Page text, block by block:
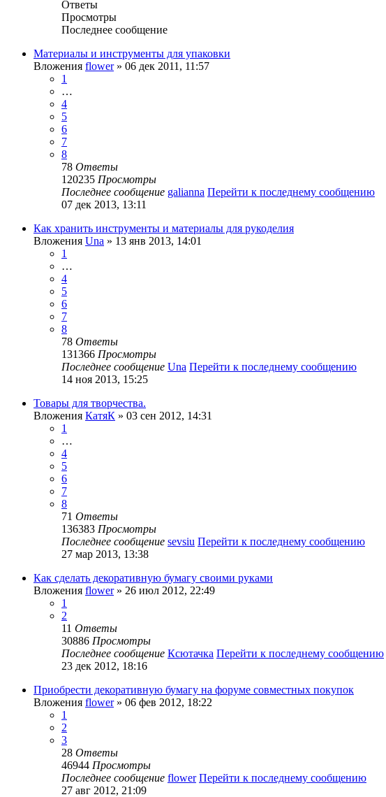
Ответы
Просмотры
Последнее сообщение
Материалы и инструменты для упаковки
Вложения flower» 06 дек 2011, 11:57
1
…
4
5
6
7
8
78 Ответы
120235 Просмотры
Последнее сообщение galianna Перейти к последнему сообщению
07 дек 2013, 13:11
Как хранить инструменты и материалы для рукоделия
Вложения Una » 13 янв 2013, 14:01
1
…
4
5
6
7
8
78 Ответы
131366 Просмотры
Последнее сообщение Una Перейти к последнему сообщению
14 ноя 2013, 15:25
Товары для творчества.
Вложения КатяК » 03 сен 2012, 14:31
1
…
4
5
6
7
8
71 Ответы
136383 Просмотры
Последнее сообщение sevsiu Перейти к последнему сообщению
27 мар 2013, 13:38
Как сделать декоративную бумагу своими руками
Вложения flower» 26 июл 2012, 22:49
1
2
11 Ответы
30886 Просмотры
Последнее сообщение Ксютачка Перейти к последнему сообщению
23 дек 2012, 18:16
Приобрести декоративную бумагу на форуме совместных покупок
Вложения flower» 06 фев 2012, 18:22
1
2
3
28 Ответы
46944 Просмотры
Последнее сообщение flower Перейти к последнему сообщению
27 авг 2012, 21:09